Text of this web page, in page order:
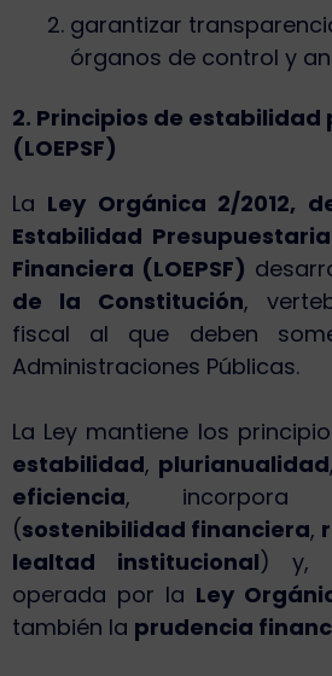
garantizar
órganos de control y
2. Principios de
(LOEPSF)
La Ley Orgánica 2/2012,
Estabilidad
Financiera (LOEPSF)
de la Constitución,
fiscal al que deben
Administraciones Públicas.
La Ley mantiene los
estabilidad, plurianualidad,
eficiencia, incorpora
(sostenibilidad financiera,
lealtad institucional) y,
operada por la Ley
también la prudencia